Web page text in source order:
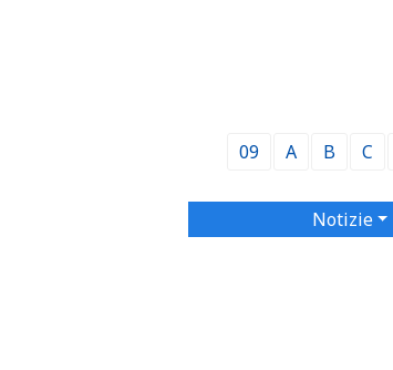
09 A B C
Notizie